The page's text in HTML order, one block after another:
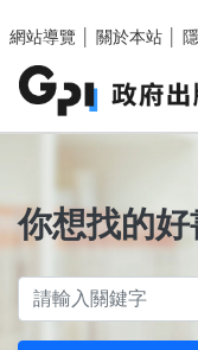
網站導覽
關於本站
你想找的好